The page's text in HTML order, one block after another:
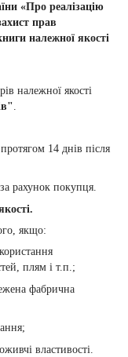
«Про реалізацію
прав
належної якості
належної якості
.
14 днів після
рахунок покупця.
якщо:
плям і т.п.;
фабрична
властивості.